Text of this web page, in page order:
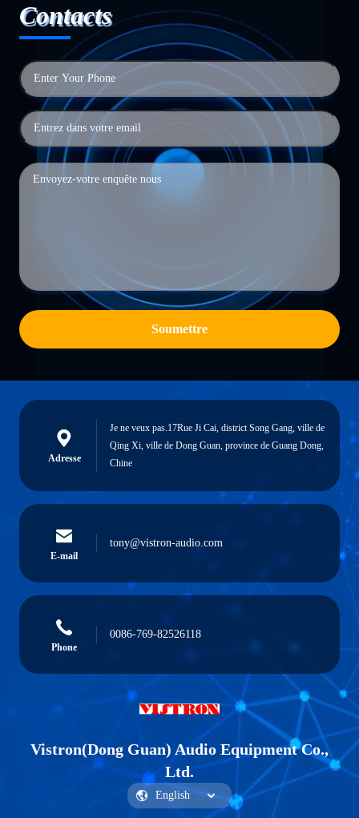
Contacts
Soumettre
Adresse
Je ne veux pas.17Rue Ji Cai, district Song Gang, ville de
Qing Xi, ville de Dong Guan, province de Guang Dong,
Chine
E-mail
tony@vistron-audio.com
Phone
0086-769-82526118
Vistron(Dong Guan) Audio Equipment Co.,
Ltd.